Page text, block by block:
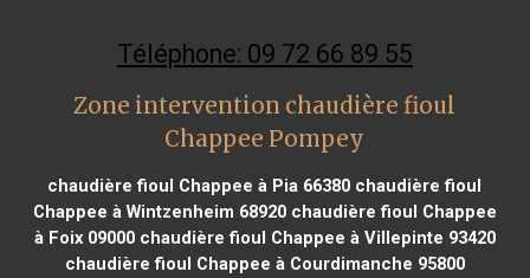
Téléphone: 09 72 66 89 55
Zone intervention chaudière fioul
Chappee Pompey
chaudière fioul Chappee à Pia 66380 chaudière fioul
Chappee à Wintzenheim 68920chaudière fioul Chappee
à Foix 09000chaudière fioul Chappee à Villepinte 93420
chaudière fioul Chappee à Courdimanche 95800